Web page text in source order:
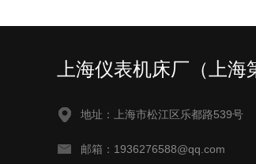
上海仪表机床厂（上海
地址：上海市松江区乐都路539号
邮箱：1936276588@qq.com